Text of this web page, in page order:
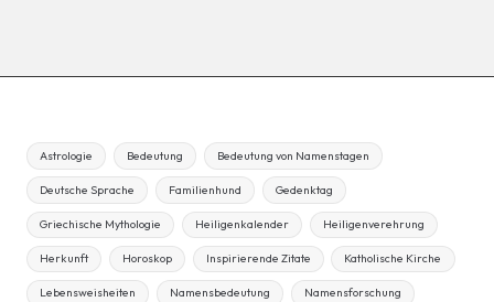
Astrologie Bedeutung Bedeutung von Namenstagen
Deutsche Sprache Familienhund Gedenktag
Griechische Mythologie Heiligenkalender Heiligenverehrung
Herkunft Horoskop Inspirierende Zitate Katholische Kirche
Lebensweisheiten Namensbedeutung Namensforschung